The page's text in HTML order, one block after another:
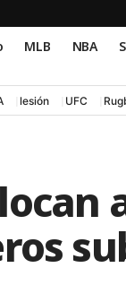
MLB NBA
lesión UFC